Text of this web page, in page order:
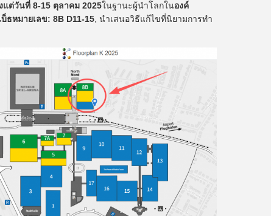
แต่วันที่ 8-15 ตุลาคม 2025ในฐานะผู้นําโลกในองค์
บ็ธหมายเลข: 8B D11-15, นําเสนอวิธีแก้ไขที่นิยามการทํา